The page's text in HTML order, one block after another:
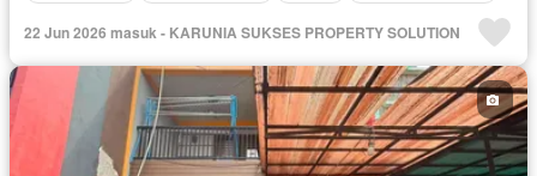
22 Jun 2026 masuk - KARUNIA SUKSES PROPERTY SOLUTION